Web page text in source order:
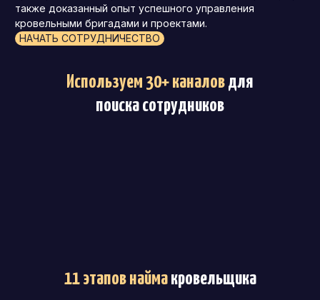
также доказанный опыт успешного управления
кровельными бригадами и проектами.
НАЧАТЬ СОТРУДНИЧЕСТВО
Используем 30+ каналовдля
поиска сотрудников
11 этапов наймакровельщика